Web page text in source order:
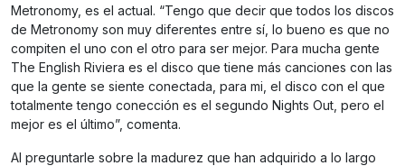
Metronomy, es el actual. “Tengo que decir que todos los discos
de Metronomy son muy diferentes entre sí, lo bueno es que no
compiten el uno con el otro para ser mejor. Para mucha gente
The English Riviera es el disco que tiene más canciones con las
que la gente se siente conectada, para mi, el disco con el que
totalmente tengo conección es el segundo Nights Out, pero el
mejor es el último”, comenta.
Al preguntarle sobre la madurez que han adquirido a lo largo